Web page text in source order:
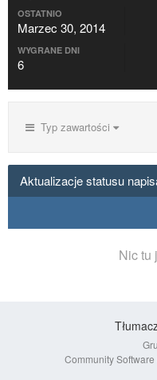
OSTATNIO
Marzec 30, 2014
WYGRANE DNI
6
Typ zawartości
Aktualizacje statusu
Nic tu
Community